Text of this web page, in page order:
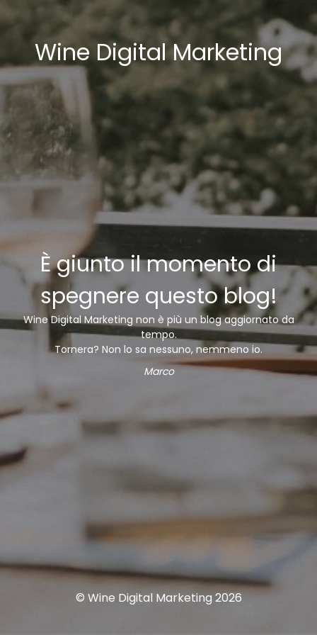
Wine Digital Marketing
È giunto il momento di
spegnere questo blog!
Wine Digital Marketing non è più un blog aggiornato da
tempo.
Tornera? Non lo sa nessuno, nemmeno io.
Marco
© Wine Digital Marketing 2026